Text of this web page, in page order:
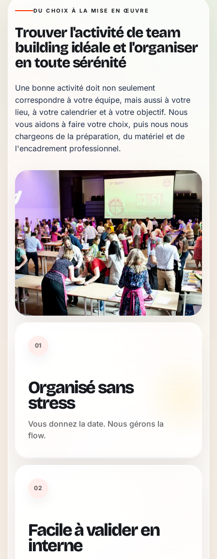
DU CHOIX À LA MISE EN ŒUVRE
Trouver l'activité de team
building idéale et l'organiser
en toute sérénité
Une bonne activité doit non seulement
correspondre à votre équipe, mais aussi à votre
lieu, à votre calendrier et à votre objectif. Nous
vous aidons à faire votre choix, puis nous nous
chargeons de la préparation, du matériel et de
l'encadrement professionnel.
01
Organisé sans
stress
Vous donnez la date. Nous gérons la
flow.
02
Facile à valider en
interne